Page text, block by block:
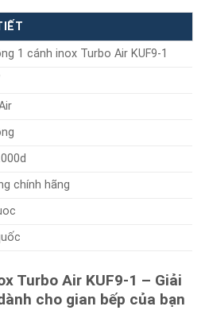
1 cánh inox Turbo Air KUF9-1
chính hãng
Turbo Air KUF9-1 – Giải
cho gian bếp của bạn